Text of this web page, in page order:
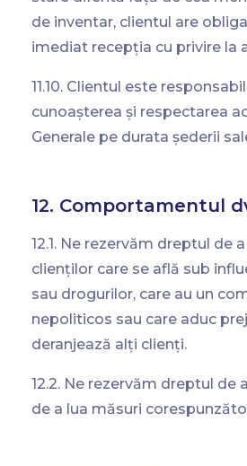
de inventar, clientul are
imediat recepția cu privire la
11.10. Clientul este
cunoașterea și respectarea
Generale pe durata șederii
12. Comportamentul
12.1. Ne rezervăm dreptul de
clienților care se află sub
sau drogurilor, care au un
nepoliticos sau care aduc
deranjează alți clienți.
12.2. Ne rezervăm dreptul de
de a lua măsuri